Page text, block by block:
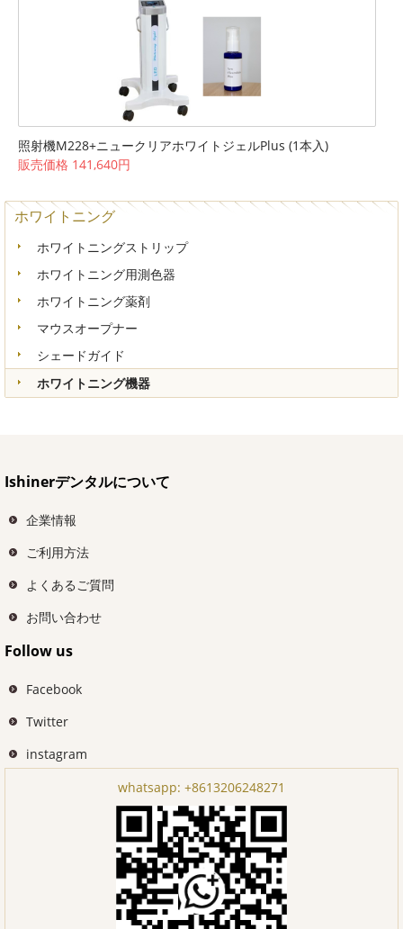
照射機M228+ニュークリアホワイトジェルPlus (1本入)
販売価格 141,640円
ホワイトニング
ホワイトニングストリップ
ホワイトニング用測色器
ホワイトニング薬剤
マウスオープナー
シェードガイド
ホワイトニング機器
Ishinerデンタルについて
企業情報
ご利用方法
よくあるご質問
お問い合わせ
Follow us
Facebook
Twitter
instagram
whatsapp: +8613206248271